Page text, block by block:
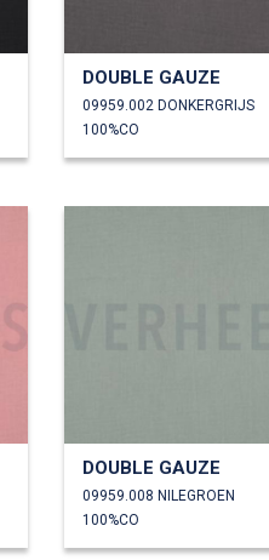
DOUBLE GAUZE
09959.002 DONKERGRIJS
100%CO
DOUBLE GAUZE
09959.008 NILEGROEN
100%CO